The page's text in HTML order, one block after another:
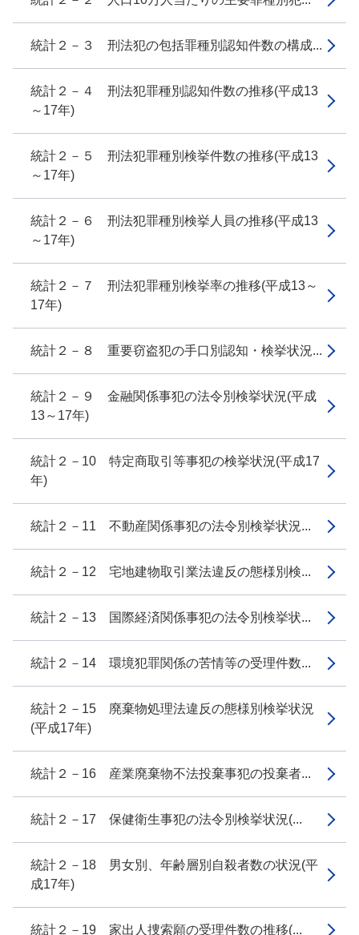
統計２－３ 刑法犯の包括罪種別認知件数の構成...
統計２－４ 刑法犯罪種別認知件数の推移(平成13
～17年)
統計２－５ 刑法犯罪種別検挙件数の推移(平成13
～17年)
統計２－６ 刑法犯罪種別検挙人員の推移(平成13
～17年)
統計２－７ 刑法犯罪種別検挙率の推移(平成13～
17年)
統計２－８ 重要窃盗犯の手口別認知・検挙状況...
統計２－９ 金融関係事犯の法令別検挙状況(平成
13～17年)
統計２－10 特定商取引等事犯の検挙状況(平成17
年)
統計２－11 不動産関係事犯の法令別検挙状況...
統計２－12 宅地建物取引業法違反の態様別検...
統計２－13 国際経済関係事犯の法令別検挙状...
統計２－14 環境犯罪関係の苦情等の受理件数...
統計２－15 廃棄物処理法違反の態様別検挙状況
(平成17年)
統計２－16 産業廃棄物不法投棄事犯の投棄者...
統計２－17 保健衛生事犯の法令別検挙状況(...
統計２－18 男女別、年齢層別自殺者数の状況(平
成17年)
統計２－19 家出人捜索願の受理件数の推移(...